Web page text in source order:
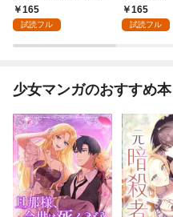
息に腕を折られたの
で、責任とってもらい
第1話
165
試読フル
り］ 第1話
165
試読フル
少女マンガのおすすめ本